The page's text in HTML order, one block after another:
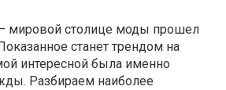
мировой столице моды прошел
станет трендом на
интересной была именно
Разбираем наиболее